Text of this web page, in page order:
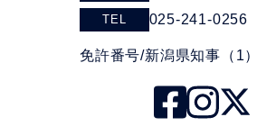
TEL 025-241-0256
免許番号/新潟県知事（1